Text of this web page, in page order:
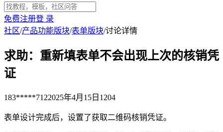
免费注册登 录
社区/产品功能版块/表单版块/讨论详情
求助：重新填表单不会出现上次的核销凭
证
183*****7122025年4月15日 1204
表单设计完成后，设置了获取二维码核销凭证。